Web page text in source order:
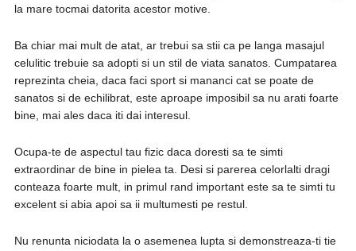
la mare tocmai datorita acestor motive.
Ba chiar mai mult de atat, ar trebui sa stii ca pe langa masajul
celulitic trebuie sa adopti si un stil de viata sanatos. Cumpatarea
reprezinta cheia, daca faci sport si mananci cat se poate de
sanatos si de echilibrat, este aproape imposibil sa nu arati foarte
bine, mai ales daca iti dai interesul.
Ocupa-te de aspectul tau fizic daca doresti sa te simti
extraordinar de bine in pielea ta. Desi si parerea celorlalti dragi
conteaza foarte mult, in primul rand important este sa te simti tu
excelent si abia apoi sa ii multumesti pe restul.
Nu renunta niciodata la o asemenea lupta si demonstreaza-ti tie